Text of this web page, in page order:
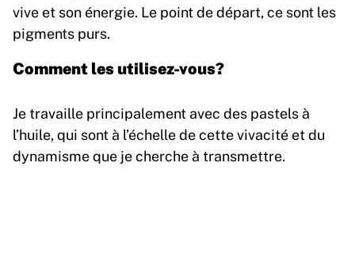
vive et son énergie. Le point de départ, ce sont les
pigments purs.
Comment les utilisez-vous?
Je travaille principalement avec des pastels à
l’huile, qui sont à l’échelle de cette vivacité et du
dynamisme que je cherche à transmettre.